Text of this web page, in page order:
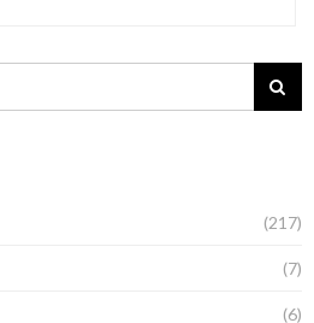
(217)
(7)
(6)